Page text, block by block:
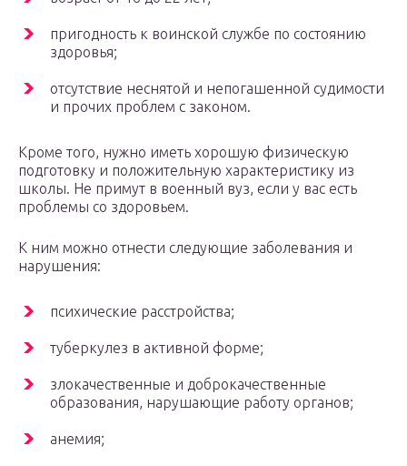
пригодность к воинской службе по состоянию
здоровья;
отсутствие неснятой и непогашенной судимости
и прочих проблем с законом.
Кроме того, нужно иметь хорошую физическую
подготовку и положительную характеристику из
школы. Не примут в военный вуз, если у вас есть
проблемы со здоровьем.
К ним можно отнести следующие заболевания и
нарушения:
психические расстройства;
туберкулез в активной форме;
злокачественные и доброкачественные
образования, нарушающие работу органов;
анемия;